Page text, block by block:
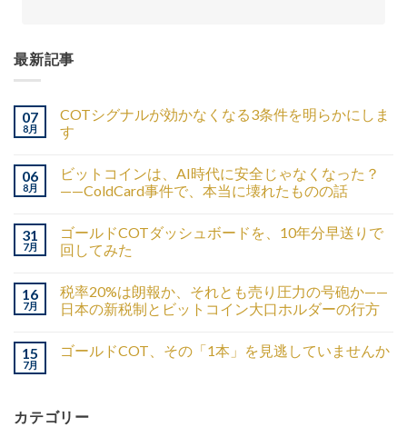
最新記事
07
8月
COTシグナルが効かなくなる3条件を明らかにしま
す
06
8月
ビットコインは、AI時代に安全じゃなくなった？
——ColdCard事件で、本当に壊れたものの話
31
7月
ゴールドCOTダッシュボードを、10年分早送りで
回してみた
16
7月
税率20%は朗報か、それとも売り圧力の号砲か——
日本の新税制とビットコイン大口ホルダーの行方
15
7月
ゴールドCOT、その「1本」を見逃していませんか
カテゴリー